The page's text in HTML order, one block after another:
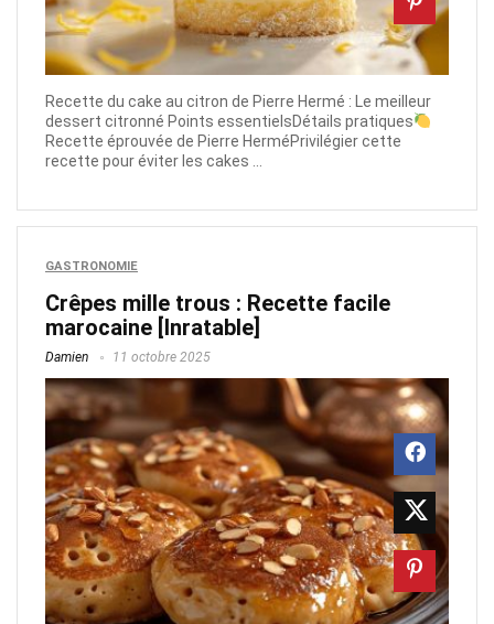
Recette du cake au citron de Pierre Hermé : Le meilleur
dessert citronné Points essentielsDétails pratiques
Recette éprouvée de Pierre HerméPrivilégier cette
recette pour éviter les cakes ...
GASTRONOMIE
Crêpes mille trous : Recette facile
marocaine [Inratable]
Damien 11 octobre 2025